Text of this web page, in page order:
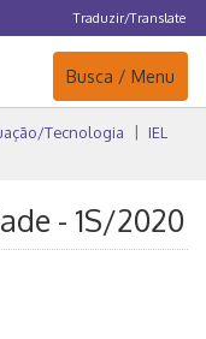
Traduzir/Translate
Navegação
Busca / Menu
Tecnologia
IEL
- 1S/2020